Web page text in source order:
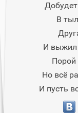
В
И выжил
Порой
Но всё
И пусть